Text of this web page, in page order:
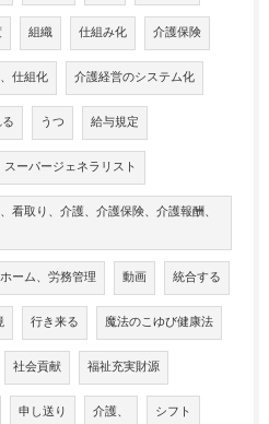
組織 仕組み化 介護保険
仕組化 介護経営のシステム化
うつ 給与規定
スーパージェネラリスト
看取り、介護、介護保険、介護報酬、
ーム、労務管理 動画 統合する
行き来る 魔法のこゆび健康法
社会貢献 福祉充実財源
申し送り 介護、 シフト